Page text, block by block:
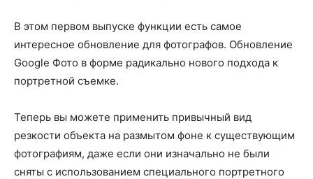
В этом первом выпуске функции есть самое
интересное обновление для фотографов. Обновление
Google Фото в форме радикально нового подхода к
портретной съемке.
Теперь вы можете применить привычный вид
резкости объекта на размытом фоне к существующим
фотографиям, даже если они изначально не были
сняты с использованием специального портретного